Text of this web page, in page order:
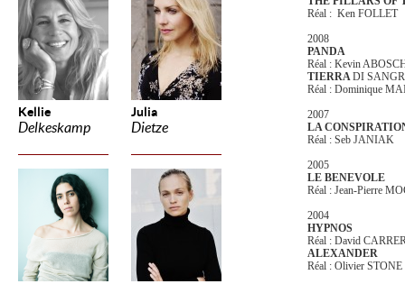
Kellie
Delkeskamp
Julia
Dietze
Réal : Ken FOLLET
2008
PANDA
Réal : Kevin
TIERRADI
Réal : Dominique
2007
LA
Réal : Seb JANIAK
2005
LE BENEVOLE
Réal : Jean-Pierre
2004
HYPNOS
Réal : David
ALEXANDER
Réal : Olivier STONE